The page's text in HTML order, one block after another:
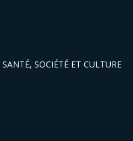
SANTÉ, SOCIÉTÉ ET CULTURE